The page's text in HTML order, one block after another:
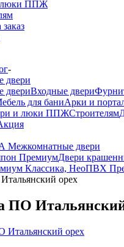
люки ППЖ
-
двери
двериВходные двери
для баниАрки и
и люки ППЖСтроителям
двери
ПремиумДвери
Классика, НеоПВХ
орех
ПО